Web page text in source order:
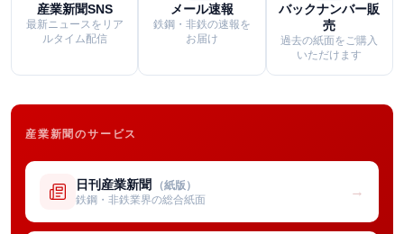
産業新聞SNS
最新ニュースをリア
ルタイム配信
メール速報
鉄鋼・非鉄の速報を
お届け
バックナンバー販
売
過去の紙面をご購入
いただけます
産業新聞のサービス
日刊産業新聞 （紙版）
鉄鋼・非鉄業界の総合紙面
→